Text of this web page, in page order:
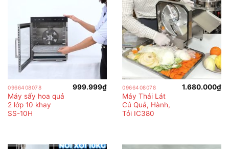
0966408078
Máy sấy hoa quả
2 lớp 10 khay
SS-10H
999.999₫ 0966408078
Máy Thái Lát
Củ Quả, Hành,
Tỏi IC380
1.680.000₫